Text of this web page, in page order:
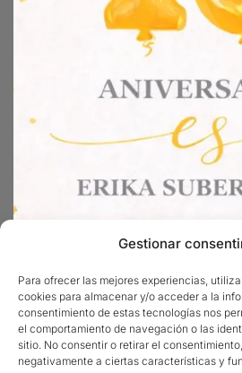
Gestionar
Para ofrecer las mejores experiencias,
cookies para almacenar y/o acceder a la
consentimiento de estas tecnologías nos
el comportamiento de navegación o las
sitio. No consentir o retirar el
negativamente a ciertas características y
Sigueme en